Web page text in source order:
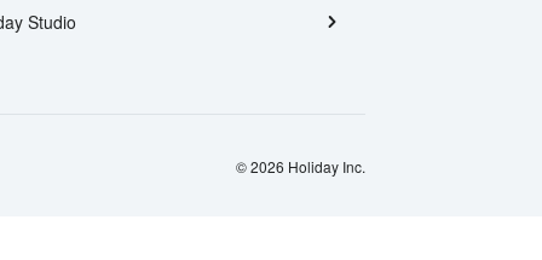
Studio
© 2026 Holiday Inc.